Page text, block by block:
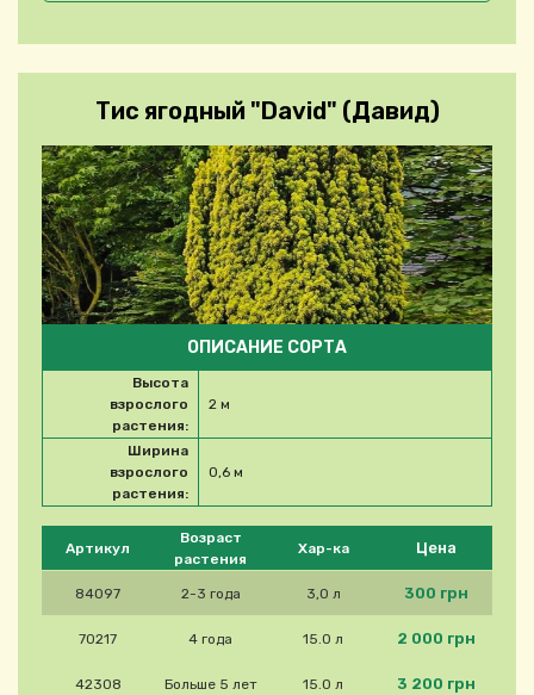
Тис ягодный "David" (Давид)
Please select product
Артикул
Возраст
растения
Хар-ка Цена
84097 2-3 года 3,0 л 300 грн
70217 4 года 15.0 л 2 000 грн
42308 Больше 5 лет 15.0 л 3 200 грн
ОПИСАНИЕ СОРТА
Высота
взрослого
растения:
2 м
Ширина
взрослого
растения:
0,6 м